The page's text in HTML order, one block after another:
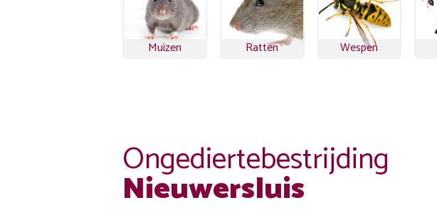
Muizen Ratten Wespen
Ongediertebestrijding
Nieuwersluis